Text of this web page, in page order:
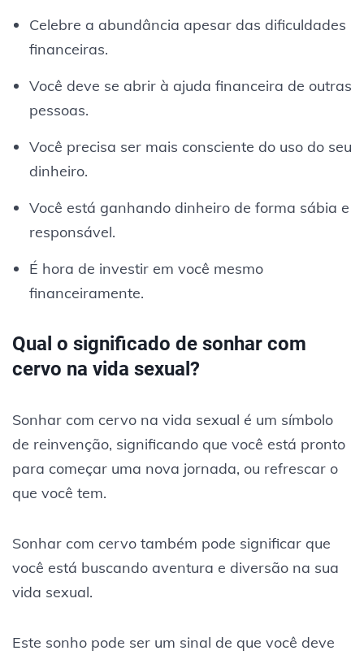
Celebre a abundância apesar das dificuldades
financeiras.
Você deve se abrir à ajuda financeira de outras
pessoas.
Você precisa ser mais consciente do uso do seu
dinheiro.
Você está ganhando dinheiro de forma sábia e
responsável.
É hora de investir em você mesmo
financeiramente.
Qual o significado de sonhar com
cervo na vida sexual?
Sonhar com cervo na vida sexual é um símbolo
de reinvenção, significando que você está pronto
para começar uma nova jornada, ou refrescar o
que você tem.
Sonhar com cervo também pode significar que
você está buscando aventura e diversão na sua
vida sexual.
Este sonho pode ser um sinal de que você deve